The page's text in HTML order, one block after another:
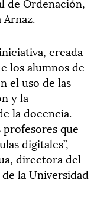
creada
los alumnos de
el uso de las
y la
la docencia.
profesores que
digitales”,
directora del
la Universidad